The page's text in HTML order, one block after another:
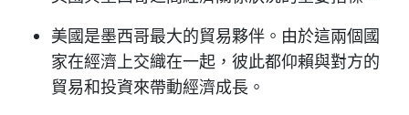
美國是墨西哥最大的貿易夥伴。由於這兩個國
家在經濟上交織在一起，彼此都仰賴與對方的
貿易和投資來帶動經濟成長。